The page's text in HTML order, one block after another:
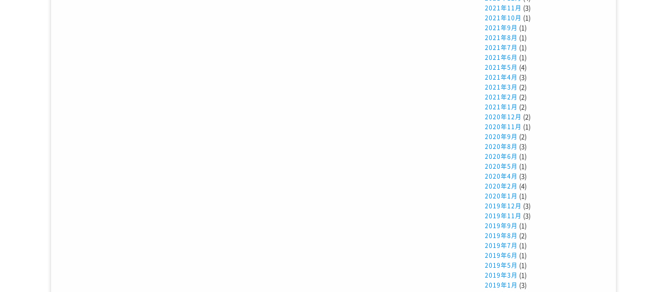
2021年11月 (3)
2021年10月 (1)
2021年9月 (1)
2021年8月 (1)
2021年7月 (1)
2021年6月 (1)
2021年5月 (4)
2021年4月 (3)
2021年3月 (2)
2021年2月 (2)
2021年1月 (2)
2020年12月 (2)
2020年11月 (1)
2020年9月 (2)
2020年8月 (3)
2020年6月 (1)
2020年5月 (1)
2020年4月 (3)
2020年2月 (4)
2020年1月 (1)
2019年12月 (3)
2019年11月 (3)
2019年9月 (1)
2019年8月 (2)
2019年7月 (1)
2019年6月 (1)
2019年5月 (1)
2019年3月 (1)
2019年1月 (3)